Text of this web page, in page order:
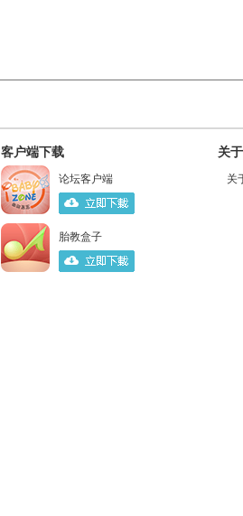
客户端下载
论坛客户端
胎教盒子
关
关